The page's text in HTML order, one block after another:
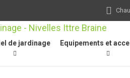
de jardinage Equipements et
branches / scies à branches/